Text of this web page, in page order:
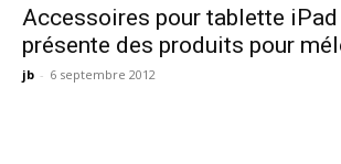
Accessoires pour tablette iPad
présente des produits pour
jb - 6 septembre 2012